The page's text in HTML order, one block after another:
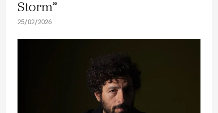
Storm”
25/02/2026